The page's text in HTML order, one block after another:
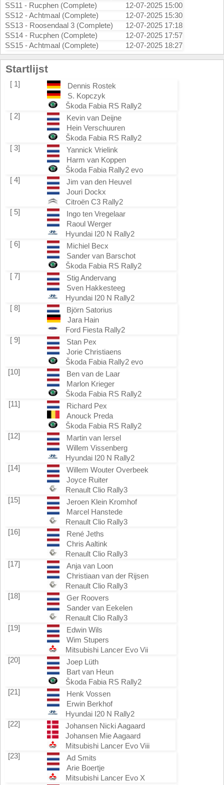
SS11 - Rucphen (Complete)
12-07-2025 15:00
SS12 - Achtmaal (Complete)
12-07-2025 15:30
SS13 - Roosendaal 3 (Complete)
12-07-2025 17:18
SS14 - Rucphen (Complete)
12-07-2025 17:57
SS15 - Achtmaal (Complete)
12-07-2025 18:27
Startlijst
[ 1]
Dennis Rostek
S. Kopczyk
Škoda Fabia RS Rally2
[ 2]
Kevin van Deijne
Hein Verschuuren
Škoda Fabia RS Rally2
[ 3]
Yannick Vrielink
Harm van Koppen
Škoda Fabia Rally2 evo
[ 4]
Jim van den Heuvel
Jouri Dockx
Citroën C3 Rally2
[ 5]
Ingo ten Vregelaar
Raoul Werger
Hyundai I20 N Rally2
[ 6]
Michiel Becx
Sander van Barschot
Škoda Fabia RS Rally2
[ 7]
Stig Andervang
Sven Hakkesteeg
Hyundai I20 N Rally2
[ 8]
Björn Satorius
Jara Hain
Ford Fiesta Rally2
[ 9]
Stan Pex
Jorie Christiaens
Škoda Fabia Rally2 evo
[10]
Ben van de Laar
Marlon Krieger
Škoda Fabia RS Rally2
[11]
Richard Pex
Anouck Preda
Škoda Fabia RS Rally2
[12]
Martin van Iersel
Willem Vissenberg
Hyundai I20 N Rally2
[14]
Willem Wouter Overbeek
Joyce Ruiter
Renault Clio Rally3
[15]
Jeroen Klein Kromhof
Marcel Hanstede
Renault Clio Rally3
[16]
René Jeths
Chris Aaltink
Renault Clio Rally3
[17]
Anja van Loon
Christiaan van der Rijsen
Renault Clio Rally3
[18]
Ger Roovers
Sander van Eekelen
Renault Clio Rally3
[19]
Edwin Wils
Wim Stupers
Mitsubishi Lancer Evo Vii
[20]
Joep Lüth
Bart van Heun
Škoda Fabia RS Rally2
[21]
Henk Vossen
Erwin Berkhof
Hyundai I20 N Rally2
[22]
Johansen Nicki Aagaard
Johansen Mie Aagaard
Mitsubishi Lancer Evo Viii
[23]
Ad Smits
Arie Boertje
Mitsubishi Lancer Evo X